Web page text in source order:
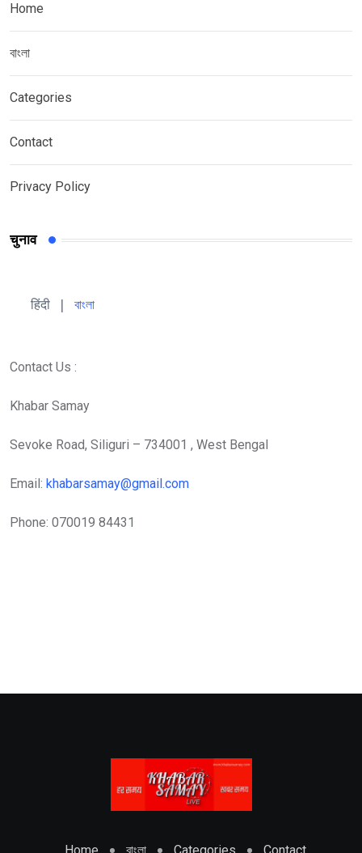
Home
বাংলা
Categories
Contact
Privacy Policy
चुनाव
हिंदी | বাংলা
Contact Us :
Khabar Samay
Sevoke Road, Siliguri – 734001 , West Bengal
Email: khabarsamay@gmail.com
Phone: 070019 84431
Home বাংলা Categories Contact